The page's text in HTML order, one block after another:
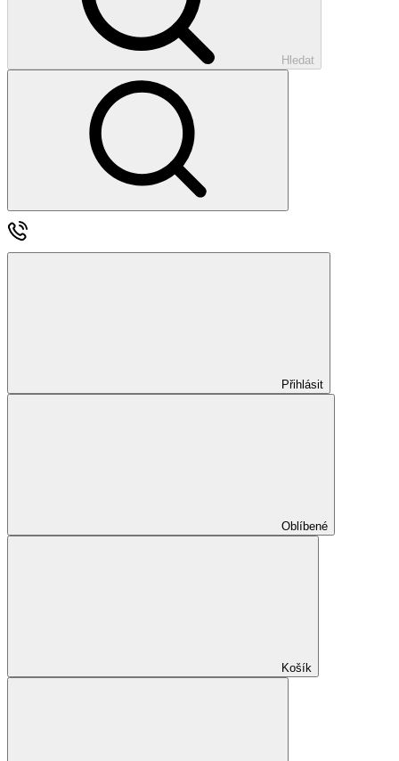
Hledat
Přihlásit
Oblíbené
Košík